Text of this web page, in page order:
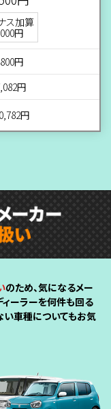
ス加算
円
円
円
円
のため、気になるメー
ーラーを何件も回る
い車種についてもお気